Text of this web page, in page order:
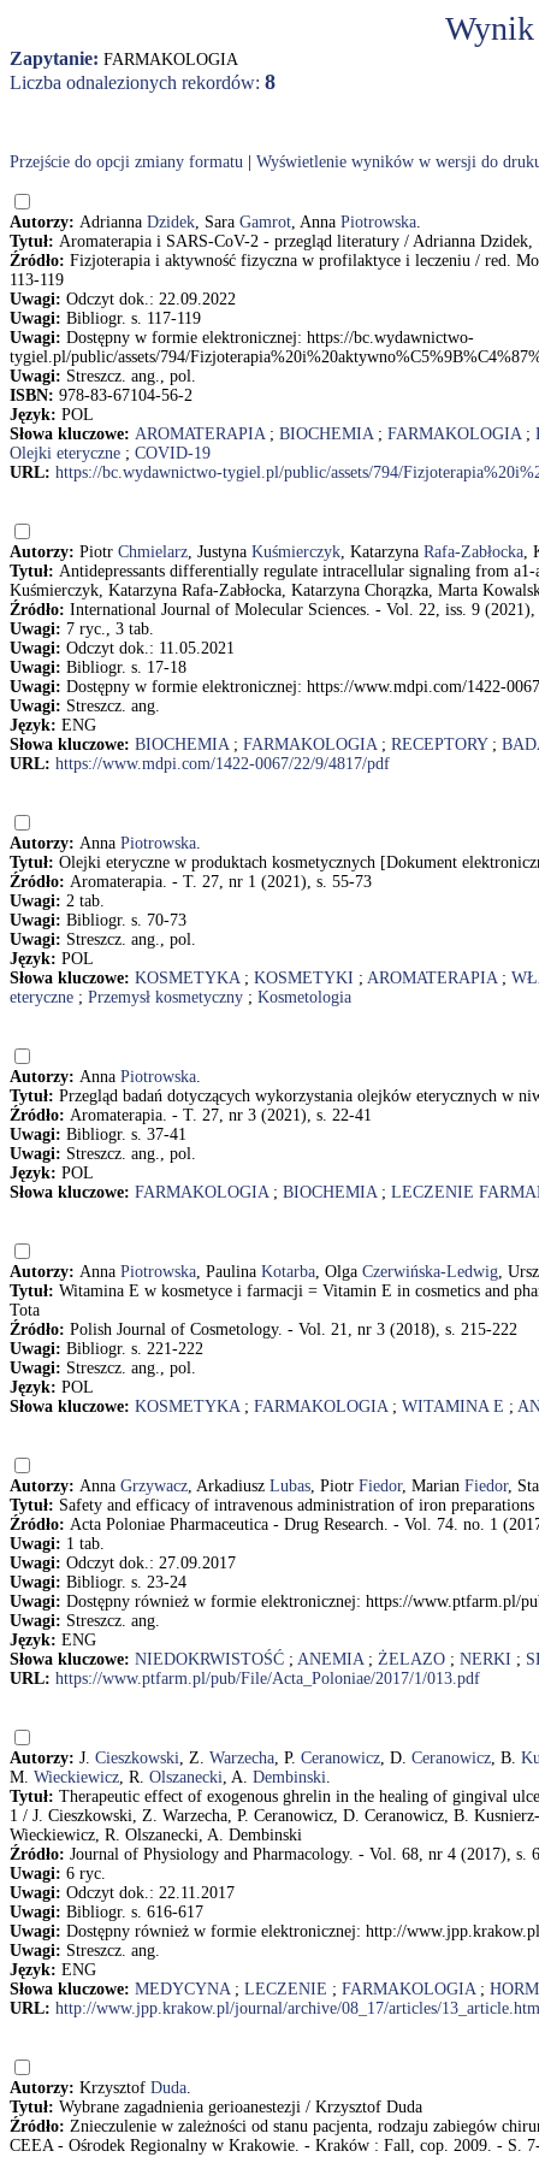
Zapytanie: FARMAKOLOGIA
Liczba odnalezionych rekordów: 8
Przejście do opcji zmiany formatu Wyświetlenie wyników w wersji do
Autorzy: Adrianna Dzidek, Sara Gamrot, Anna Piotrowska.
Tytuł: Aromaterapia i SARS-CoV-2 - przegląd literatury / Adrianna Dzidek,
Źródło: Fizjoterapia i aktywność fizyczna w profilaktyce i leczeniu / red.
113-119
Uwagi: Odczyt dok.: 22.09.2022
Uwagi: Bibliogr. s. 117-119
Uwagi: Dostępny w formie elektronicznej: https://bc.wydawnictwo-
tygiel.pl/public/assets/794/
Uwagi: Streszcz. ang., pol.
ISBN: 978-83-67104-56-2
Język: POL
Słowa kluczowe: AROMATERAPIA; BIOCHEMIA; FARMAKOLOGIA;
Olejki eteryczne ; COVID-19
URL: https://bc.wydawnictwo-tygiel.pl/public/assets/794/
Autorzy: Piotr Chmielarz, Justyna Kuśmierczyk, Katarzyna Rafa-Zabłocka,
Tytuł: Antidepressants differentially regulate intracellular signaling from
Kuśmierczyk, Katarzyna Rafa-Zabłocka, Katarzyna Chorązka, Marta
Źródło: International Journal of Molecular Sciences. - Vol. 22, iss. 9
Uwagi: 7 ryc., 3 tab.
Uwagi: Odczyt dok.: 11.05.2021
Uwagi: Bibliogr. s. 17-18
Uwagi: Dostępny w formie elektronicznej: https://www.mdpi.com/1422-
Uwagi: Streszcz. ang.
Język: ENG
Słowa kluczowe: BIOCHEMIA; FARMAKOLOGIA; RECEPTORY;
URL: https://www.mdpi.com/1422-0067/22/9/4817/pdf
Autorzy: Anna Piotrowska.
Tytuł: Olejki eteryczne w produktach kosmetycznych [Dokument
Źródło: Aromaterapia. - T. 27, nr 1 (2021), s. 55-73
Uwagi: 2 tab.
Uwagi: Bibliogr. s. 70-73
Uwagi: Streszcz. ang., pol.
Język: POL
Słowa kluczowe: KOSMETYKA; KOSMETYKI ; AROMATERAPIA;
eteryczne ; Przemysł kosmetyczny ; Kosmetologia
Autorzy: Anna Piotrowska.
Tytuł: Przegląd badań dotyczących wykorzystania olejków eterycznych w
Źródło: Aromaterapia. - T. 27, nr 3 (2021), s. 22-41
Uwagi: Bibliogr. s. 37-41
Uwagi: Streszcz. ang., pol.
Język: POL
Słowa kluczowe: FARMAKOLOGIA; BIOCHEMIA; LECZENIE
Autorzy: Anna Piotrowska, Paulina Kotarba, Olga Czerwińska-Ledwig,
Tytuł: Witamina E w kosmetyce i farmacji = Vitamin E in cosmetics and
Tota
Źródło: Polish Journal of Cosmetology. - Vol. 21, nr 3 (2018), s. 215-222
Uwagi: Bibliogr. s. 221-222
Uwagi: Streszcz. ang., pol.
Język: POL
Słowa kluczowe: KOSMETYKA; FARMAKOLOGIA; WITAMINA E ;
Autorzy: Anna Grzywacz, Arkadiusz Lubas, Piotr Fiedor, Marian Fiedor,
Tytuł: Safety and efficacy of intravenous administration of iron
Źródło: Acta Poloniae Pharmaceutica - Drug Research. - Vol. 74. no. 1
Uwagi: 1 tab.
Uwagi: Odczyt dok.: 27.09.2017
Uwagi: Bibliogr. s. 23-24
Uwagi: Dostępny również w formie elektronicznej: https://www.ptfarm.pl/
Uwagi: Streszcz. ang.
Język: ENG
Słowa kluczowe: NIEDOKRWISTOŚĆ ; ANEMIA; ŻELAZO ; NERKI ;
URL: https://www.ptfarm.pl/pub/File/Acta_Poloniae/2017/1/013.pdf
Autorzy: J. Cieszkowski, Z. Warzecha, P. Ceranowicz, D. Ceranowicz, B.
M. Wieckiewicz, R. Olszanecki, A. Dembinski.
Tytuł: Therapeutic effect of exogenous ghrelin in the healing of gingival
1 / J. Cieszkowski, Z. Warzecha, P. Ceranowicz, D. Ceranowicz, B.
Wieckiewicz, R. Olszanecki, A. Dembinski
Źródło: Journal of Physiology and Pharmacology. - Vol. 68, nr 4 (2017), s.
Uwagi: 6 ryc.
Uwagi: Odczyt dok.: 22.11.2017
Uwagi: Bibliogr. s. 616-617
Uwagi: Dostępny również w formie elektronicznej: http://
Uwagi: Streszcz. ang.
Język: ENG
Słowa kluczowe: MEDYCYNA; LECZENIE ; FARMAKOLOGIA;
URL: http://www.jpp.krakow.pl/journal/archive/08_17/articles/
Autorzy: Krzysztof Duda.
Tytuł: Wybrane zagadnienia gerioanestezji / Krzysztof Duda
Źródło: Znieczulenie w zależności od stanu pacjenta, rodzaju zabiegów
CEEA - Ośrodek Regionalny w Krakowie. - Kraków : Fall, cop. 2009. - S.